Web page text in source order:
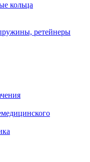
кольца
ретейнеры